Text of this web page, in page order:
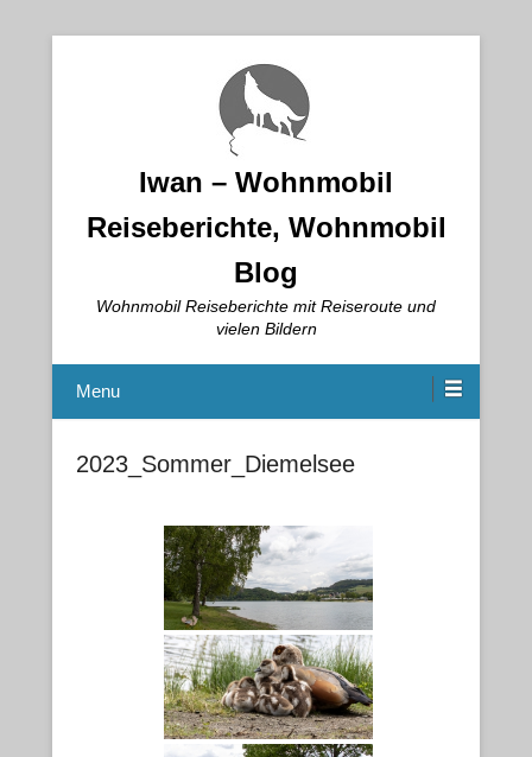
Iwan – Wohnmobil
Reiseberichte, Wohnmobil
Blog
Wohnmobil Reiseberichte mit Reiseroute und
vielen Bildern
Menu
2023_Sommer_Diemelsee